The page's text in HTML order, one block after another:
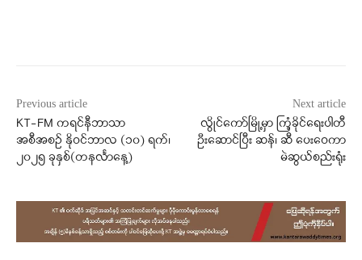
Previous article
KT-FM ကရင်နီဘာသာ
အစီအစဉ် နိုဝင်ဘာလ (၁၀) ရက်၊
၂၀၂၅ ခုနှစ်(တနင်္လာနေ့)
Next article
လွိုင်ကော်မြို့မှာ ကြံ့ခိုင်ရေးပါတီ
ဦးဆောင်ပြီး ဆန်၊ ဆီ ပေးဝေကာ
မဲဆွယ်စည်းရုံး